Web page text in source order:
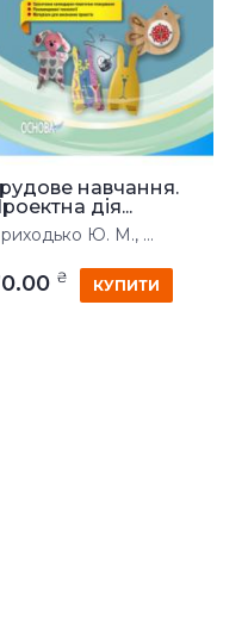
навчання.
дія...
Ю. М., ...
₴ КУПИТИ